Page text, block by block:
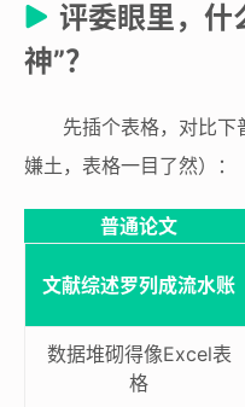
评委眼里，什
神”？
先插个表格，对比下
嫌土，表格一目了然）：
普通论文
文献综述罗列成流水账
数据堆砌得像Excel表
格